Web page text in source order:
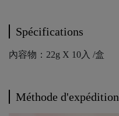
Spécifications
內容物：22g X 10入 /盒
Méthode d'expédition